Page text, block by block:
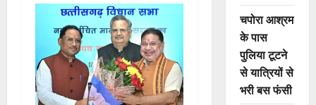
चपोरा आश्रम
के पास
पुलिया टूटने
से यात्रियों से
भरी बस फंसी